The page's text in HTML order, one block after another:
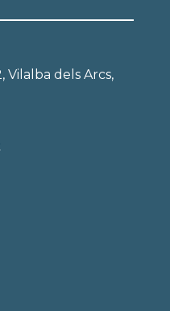
Vilalba dels Arcs,